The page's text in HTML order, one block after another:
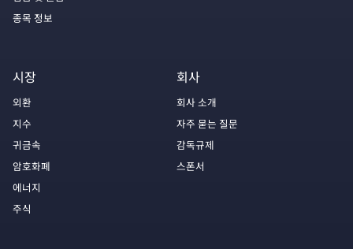
종목 정보
시장
외환
지수
귀금속
암호화폐
에너지
주식
회사
회사 소개
자주 묻는 질문
감독규제
스폰서